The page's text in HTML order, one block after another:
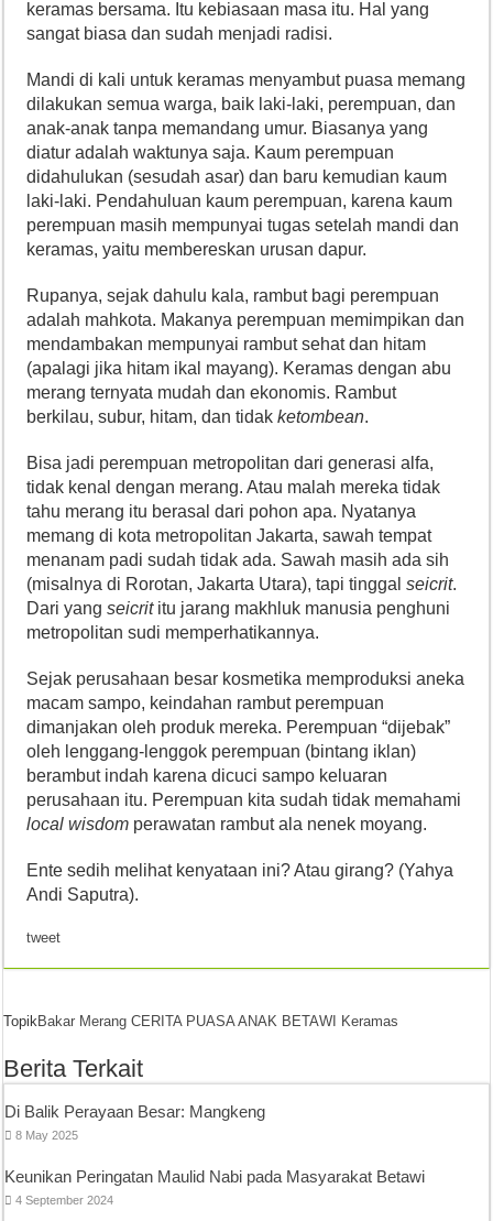
keramas bersama. Itu kebiasaan masa itu. Hal yang
sangat biasa dan sudah menjadi radisi.
Mandi di kali untuk keramas menyambut puasa memang
dilakukan semua warga, baik laki-laki, perempuan, dan
anak-anak tanpa memandang umur. Biasanya yang
diatur adalah waktunya saja. Kaum perempuan
didahulukan (sesudah asar) dan baru kemudian kaum
laki-laki. Pendahuluan kaum perempuan, karena kaum
perempuan masih mempunyai tugas setelah mandi dan
keramas, yaitu membereskan urusan dapur.
Rupanya, sejak dahulu kala, rambut bagi perempuan
adalah mahkota. Makanya perempuan memimpikan dan
mendambakan mempunyai rambut sehat dan hitam
(apalagi jika hitam ikal mayang). Keramas dengan abu
merang ternyata mudah dan ekonomis. Rambut
berkilau, subur, hitam, dan tidakketombean.
Bisa jadi perempuan metropolitan dari generasi alfa,
tidak kenal dengan merang. Atau malah mereka tidak
tahu merang itu berasal dari pohon apa. Nyatanya
memang di kota metropolitan Jakarta, sawah tempat
menanam padi sudah tidak ada. Sawah masih ada sih
(misalnya di Rorotan, Jakarta Utara), tapi tinggalseicrit.
Dari yangseicrititu jarang makhluk manusia penghuni
metropolitan sudi memperhatikannya.
Sejak perusahaan besar kosmetika memproduksi aneka
macam sampo, keindahan rambut perempuan
dimanjakan oleh produk mereka. Perempuan “dijebak”
oleh lenggang-lenggok perempuan (bintang iklan)
berambut indah karena dicuci sampo keluaran
perusahaan itu. Perempuan kita sudah tidak memahami
local wisdom perawatan rambut ala nenek moyang.
Ente sedih melihat kenyataan ini? Atau girang? (Yahya
Andi Saputra).
tweet
TopikBakar Merang CERITA PUASA ANAK BETAWI Keramas
Berita Terkait
Di Balik Perayaan Besar: Mangkeng
8 May 2025
Keunikan Peringatan Maulid Nabi pada Masyarakat Betawi
4 September 2024